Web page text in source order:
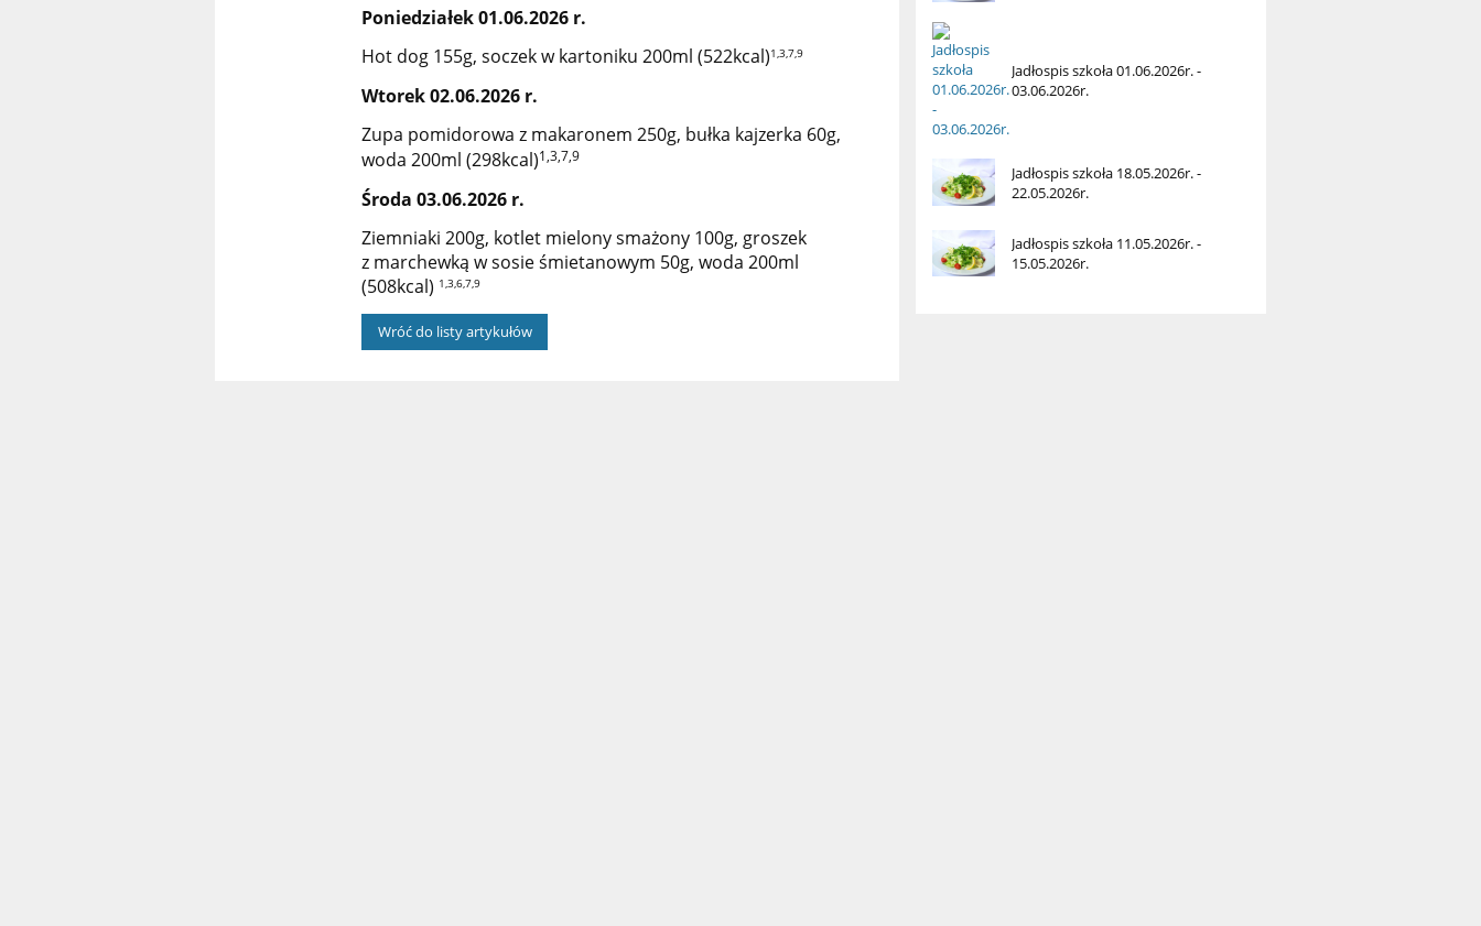
Poniedziałek 01.06.2026 r.
Hot dog 155g, soczek w kartoniku 200ml (522kcal)1,3,7,9
Wtorek 02.06.2026 r.
Zupa pomidorowa z makaronem 250g, bułka kajzerka 60g,
woda 200ml (298kcal)1,3,7,9
Środa 03.06.2026 r.
Ziemniaki 200g, kotlet mielony smażony 100g, groszek
z marchewką w sosie śmietanowym 50g, woda 200ml
(508kcal) 1,3,6,7,9
Wróć do listy artykułów
Jadłospis szkoła 01.06.2026r. -
03.06.2026r.
Jadłospis szkoła 18.05.2026r. -
22.05.2026r.
Jadłospis szkoła 11.05.2026r. -
15.05.2026r.